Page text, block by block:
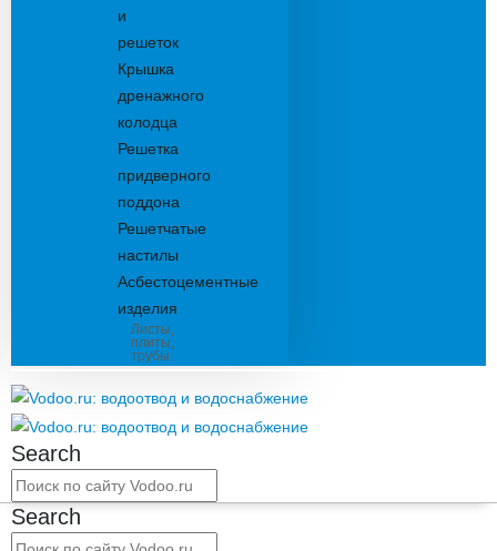
и
решеток
Крышка
дренажного
колодца
Решетка
придверного
поддона
Решетчатые
настилы
Асбестоцементные
изделия
Листы,
плиты,
трубы
Search
Search